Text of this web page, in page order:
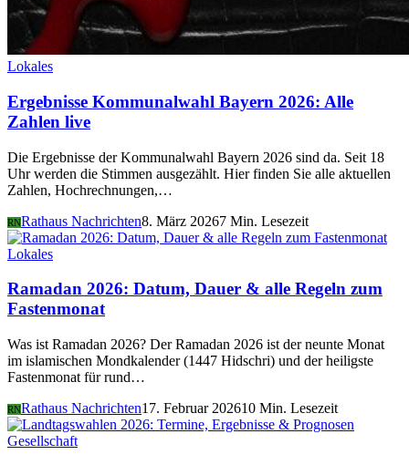
Lokales
Ergebnisse Kommunalwahl Bayern 2026: Alle
Zahlen live
Die Ergebnisse der Kommunalwahl Bayern 2026 sind da. Seit 18
Uhr werden die Stimmen ausgezählt. Hier finden Sie alle aktuellen
Zahlen, Hochrechnungen,…
RNRathaus Nachrichten8. März 20267 Min. Lesezeit
Lokales
Ramadan 2026: Datum, Dauer & alle Regeln zum
Fastenmonat
Was ist Ramadan 2026? Der Ramadan 2026 ist der neunte Monat
im islamischen Mondkalender (1447 Hidschri) und der heiligste
Fastenmonat für rund…
RNRathaus Nachrichten17. Februar 202610 Min. Lesezeit
Gesellschaft